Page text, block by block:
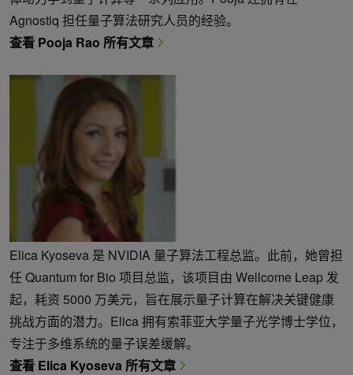
Agnostiq 担任量子算法研究人员的经验。
查看 Pooja Rao 所有文章
Elica Kyoseva 是 NVIDIA 量子算法工程总监。此前，她曾担
任 Quantum for Bio 项目总监，该项目由 Wellcome Leap 发
起，耗资 5000 万美元，旨在展示量子计算在解决关键健康
挑战方面的潜力。Elica 拥有索菲亚大学量子光学博士学位，
专注于多维系统的量子误差缓解。
查看 Elica Kyoseva 所有文章